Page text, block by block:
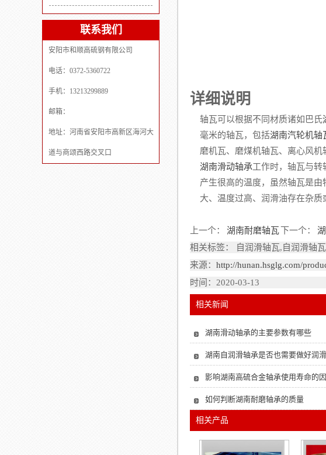
联系我们
安阳市和顺高硫钢有限公司
电话：0372-5360722
手机：13213299889
邮箱：
地址：河南省安阳市高新区海河大
道与商颂西路交叉口
详细说明
轴瓦可以根据不同材质诸如巴氏
毫米的轴瓦，包括湖南汽轮机轴
磨机瓦、磨煤机轴瓦、离心风机
湖南滑动轴承工作时，轴瓦与
产生很高的温度，虽然轴瓦是
大、温度过高、润滑油存在杂质
上一个： 湖南耐磨轴瓦 下一个：
相关标签： 自润滑轴瓦,自润滑轴
来源： http://hunan.hsglg.com/
时间：2020-03-13
相关新闻
湖南滑动轴承的主要参数有哪些
湖南自润滑轴承是否也需要做好润
影响湖南高硫合金轴承使用寿命的
如何判断湖南耐磨轴承的质量
相关产品